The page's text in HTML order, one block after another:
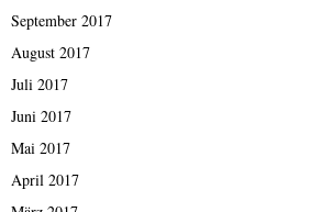
September 2017
August 2017
Juli 2017
Juni 2017
Mai 2017
April 2017